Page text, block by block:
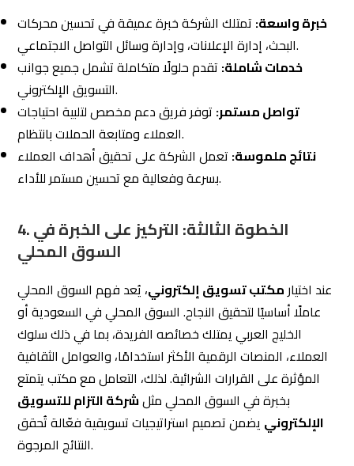
بخبرة في السوق المحلي مثلشركة التزام للتسويق
الإلكتروني يضمن تصميم استراتيجيات تسويقية فعّالة تُحقق
النتائج المرجوة.
4.1لماذا يُعد فهم السوق المحلي أمرًا أساسيًا؟
1. فهم سلوك العملاء:
الجمهور السعودي يفضل التفاعل مع محتوى جذاب على
العملاء في الخليج يميلون إلى البحث عن الجودة والراحة في
التسوق، مما يجعل تحسين تجربة المستخدم عبر المواقع
والتطبيقات أمرًا ضروريًا.
Eltzam
في السعودية، تعتبر تويتر ومنصة سناب شات من الأدوات